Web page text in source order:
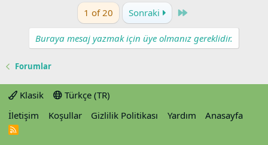
1 of 20 Sonraki Last
Buraya mesaj yazmak için üye olmanız gereklidir.
Forumlar
Klasik
Türkçe (TR)
İletişim
Koşullar Gizlilik Politikası Yardım Anasayfa